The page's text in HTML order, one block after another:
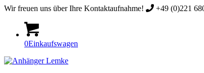
Wir freuen uns über Ihre Kontaktaufnahme! +49 (0)221
0Einkaufswagen